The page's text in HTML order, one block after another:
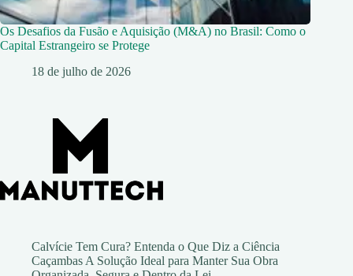
Os Desafios da Fusão e Aquisição (M&A) no Brasil: Como o
Capital Estrangeiro se Protege
18 de julho de 2026
Calvície Tem Cura? Entenda o Que Diz a Ciência
Caçambas A Solução Ideal para Manter Sua Obra